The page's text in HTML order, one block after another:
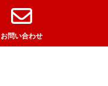
お問い合わせ